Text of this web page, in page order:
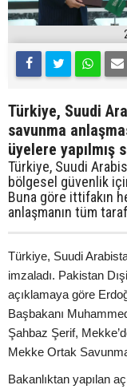
Türkiye, Suudi
savunma
üyelere yapılmış
Türkiye, Suudi
bölgesel güvenlik
Buna göre ittifakın
anlaşmanın tüm
Türkiye, Suudi
imzaladı. Pakistan
açıklamaya göre
Başbakanı
Şahbaz Şerif,
Mekke Ortak
Bakanlıktan yapılan